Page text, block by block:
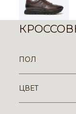
ПОЛ
ЦВЕТ